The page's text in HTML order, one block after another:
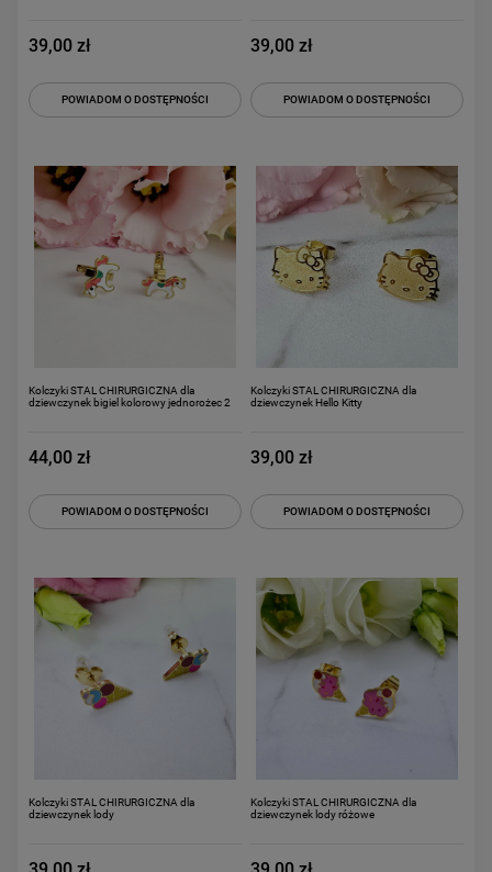
39,00 zł
POWIADOM O DOSTĘPNOŚCI
39,00 zł
POWIADOM O DOSTĘPNOŚCI
Kolczyki STAL CHIRURGICZNA dla
dziewczynek bigiel kolorowy jednorożec 2
44,00 zł
POWIADOM O DOSTĘPNOŚCI
Kolczyki STAL CHIRURGICZNA dla
dziewczynek Hello Kitty
39,00 zł
POWIADOM O DOSTĘPNOŚCI
Kolczyki STAL CHIRURGICZNA dla
dziewczynek lody
Kolczyki STAL CHIRURGICZNA dla
dziewczynek lody różowe